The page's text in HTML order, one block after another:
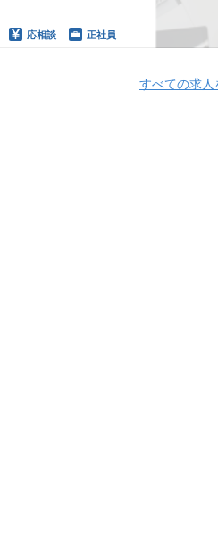
応相談 正社員
すべての求人